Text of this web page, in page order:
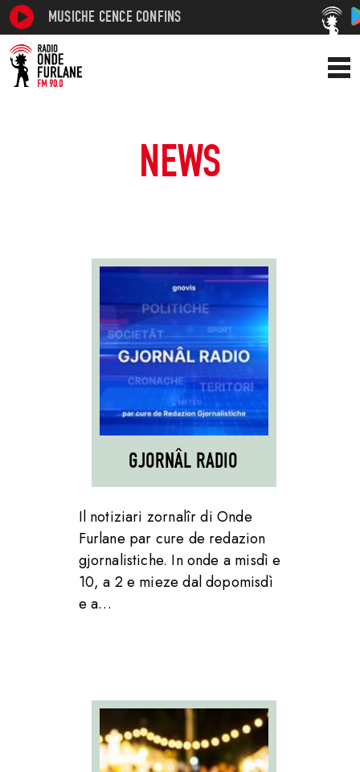
MUSICHE CENCE CONFINS
NEWS
GJORNÂL RADIO
Il notiziari zornalîr di Onde
Furlane par cure de redazion
gjornalistiche. In onde a misdì e
10, a 2 e mieze dal dopomisdì
e a…